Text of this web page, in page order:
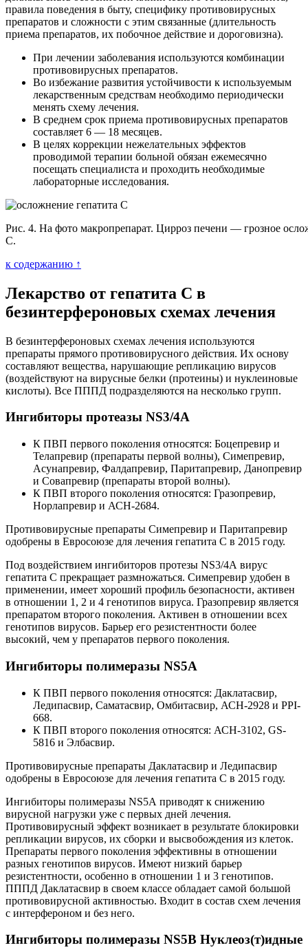
правила поведения в быту, специфику противовирусных
препаратов и сложности с этим связанные (длительность
приема препаратов, их побочное действие и дороговизна).
При лечении заболевания используются комбинации
противовирусных препаратов.
Во избежание развития устойчивости к используемым
лекарственным средствам необходимо периодически
менять схему лечения.
В среднем срок приема противовирусных препаратов
составляет 6 — 18 месяцев.
В целях коррекции нежелательных эффектов
проводимой терапии больной обязан ежемесячно
посещать специалиста и проходить необходимые
лабораторные исследования.
Рис. 4. На фото макропрепарат. Цирроз печени — грозное
С.
к содержанию ↑
Лекарство от гепатита С в
безинтерфероновых схемах лечения
В безинтерфероновых схемах лечения используются
препараты прямого противовирусного действия. Их основу
составляют вещества, нарушающие репликацию вирусов
(воздействуют на вирусные белки (протеины) и нуклеиновые
кислоты). Все ПППД подразделяются на несколько групп.
Ингибиторы протеазы NS3/4А
К ПВП первого поколения относятся: Боцепревир и
Телапревир (препараты первой волны), Симепревир,
Асунапревир, Фалдапревир, Паритапревир, Данопревир
и Совапревир (препараты второй волны).
К ПВП второго поколения относятся: Гразопревир,
Норлапревир и АСН-2684.
Противовирусные препараты Симепревир и Паритапревир
одобрены в Евросоюзе для лечения гепатита С в 2015 году.
Под воздействием ингибиторов протезы NS3/4А вирус
гепатита С прекращает размножаться. Симепревир удобен в
применении, имеет хороший профиль безопасности, активен
в отношении 1, 2 и 4 генотипов вируса. Гразопревир является
препаратом второго поколения. Активен в отношении всех
генотипов вирусов. Барьер его резистентности более
высокий, чем у препаратов первого поколения.
Ингибиторы полимеразы NS5А
К ПВП первого поколения относятся: Даклатасвир,
Ледипасвир, Саматасвир, Омбитасвир, АСН-2928 и PPI-
668.
К ПВП второго поколения относятся: АСН-3102, GS-
5816 и Элбасвир.
Противовирусные препараты Даклатасвир и Ледипасвир
одобрены в Евросоюзе для лечения гепатита С в 2015 году.
Ингибиторы полимеразы NS5А приводят к снижению
вирусной нагрузки уже с первых дней лечения.
Противовирусный эффект возникает в результате блокировки
репликации вирусов, их сборки и высвобождения из клеток.
Препараты первого поколения эффективны в отношении
разных генотипов вирусов. Имеют низкий барьер
резистентности, особенно в отношении 1 и 3 генотипов.
ПППД Даклатасвир в своем классе обладает самой большой
противовирусной активностью. Входит в состав схем лечения
с интерфероном и без него.
Ингибиторы полимеразы NS5B Нуклеоз(т)идные